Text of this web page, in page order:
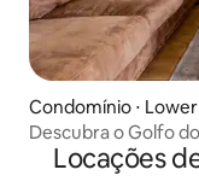
Condomínio ⋅
Descubra o Golfo
Locações